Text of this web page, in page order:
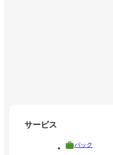
サービス
パック